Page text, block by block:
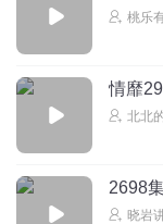
桃乐
情靡
北北
2698
晓岩